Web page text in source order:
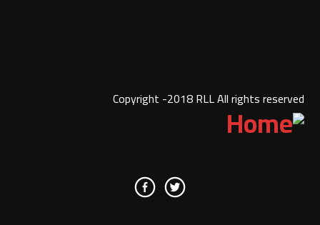
Copyright -2018 RLL All rights reserved